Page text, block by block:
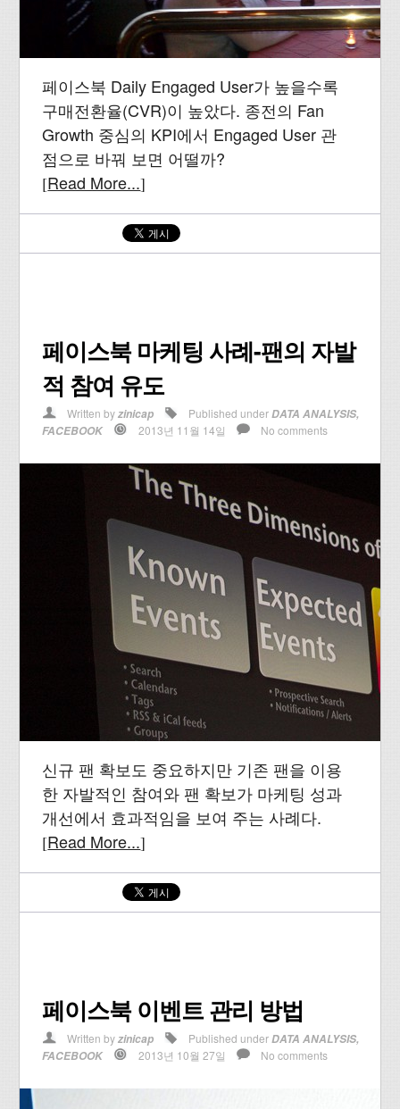
페이스북 Daily Engaged User가 높을수록
구매전환율(CVR)이 높았다. 종전의 Fan
Growth 중심의 KPI에서 Engaged User 관
점으로 바꿔 보면 어떨까?
[Read More...]
페이스북 마케팅 사례-팬의 자발
적 참여 유도
Written byzinicap Published under DATA ANALYSIS,
FACEBOOK
2013년 11월 14일 No comments
신규 팬 확보도 중요하지만 기존 팬을 이용
한 자발적인 참여와 팬 확보가 마케팅 성과
개선에서 효과적임을 보여 주는 사례다.
[Read More...]
페이스북 이벤트 관리 방법
Written byzinicap Published under DATA ANALYSIS,
FACEBOOK
2013년 10월 27일 No comments